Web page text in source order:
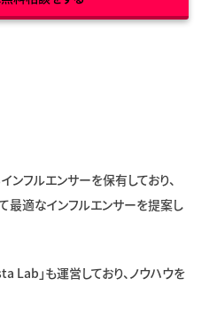
フルエンサーを保有しており、
最適なインフルエンサーを提案し
Lab」も運営しており、ノウハウを